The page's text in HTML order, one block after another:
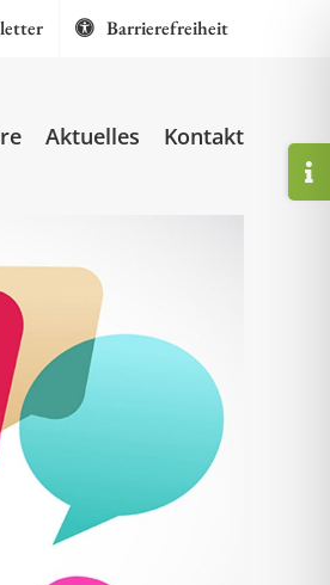
Barrierefreiheit
Aktuelles Kontakt